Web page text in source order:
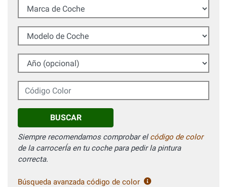
Marca de Coche
Modelo de Coche
Año (opcional)
Código Color
BUSCAR
Siempre recomendamos comprobar elcódigo de color
de la carrocerÍa en tu coche para pedir la pintura
correcta.
Búsqueda avanzada código de color